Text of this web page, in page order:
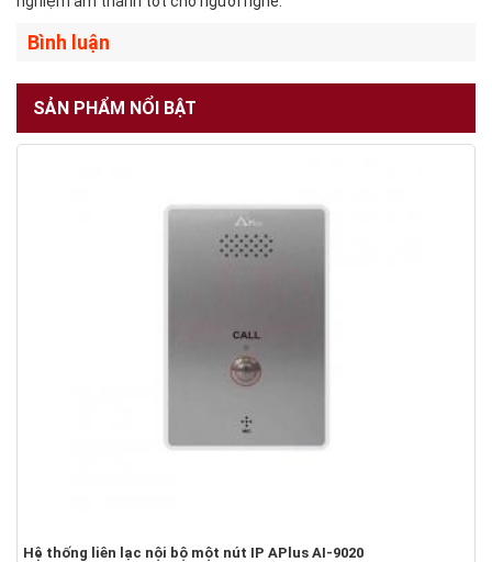
Bình luận
SẢN PHẨM NỔI BẬT
Hệ thống liên lạc nội bộ một nút IP APlus AI-9020